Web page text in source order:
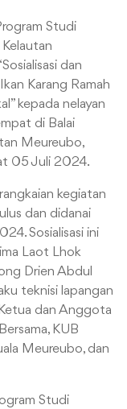
Studi
dan
Karang Ramah
kepada nelayan
di Balai
Meureubo,
05 Juli 2024.
kegiatan
dan didanai
Sosialisasi ini
Laot Lhok
Drien Abdul
teknisi lapangan
dan Anggota
KUB
Meureubo, dan
Studi